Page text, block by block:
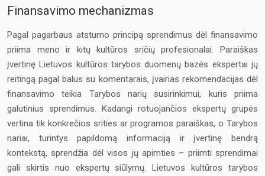
Finansavimo mechanizmas
Pagal pagarbaus atstumo principą sprendimus dėl finansavimo
priima meno ir kitų kultūros sričių profesionalai. Paraiškas
įvertinę Lietuvos kultūros tarybos duomenų bazės ekspertai jų
reitingą pagal balus su komentarais, įvairias rekomendacijas dėl
finansavimo teikia Tarybos narių susirinkimui, kuris priima
galutinius sprendimus. Kadangi rotuojančios ekspertų grupės
vertina tik konkrečios srities ar programos paraiškas, o Tarybos
nariai, turintys papildomą informaciją ir įvertinę bendrą
kontekstą, sprendžia dėl visos jų apimties – priimti sprendimai
gali skirtis nuo ekspertų siūlymų. Lietuvos kultūros tarybos